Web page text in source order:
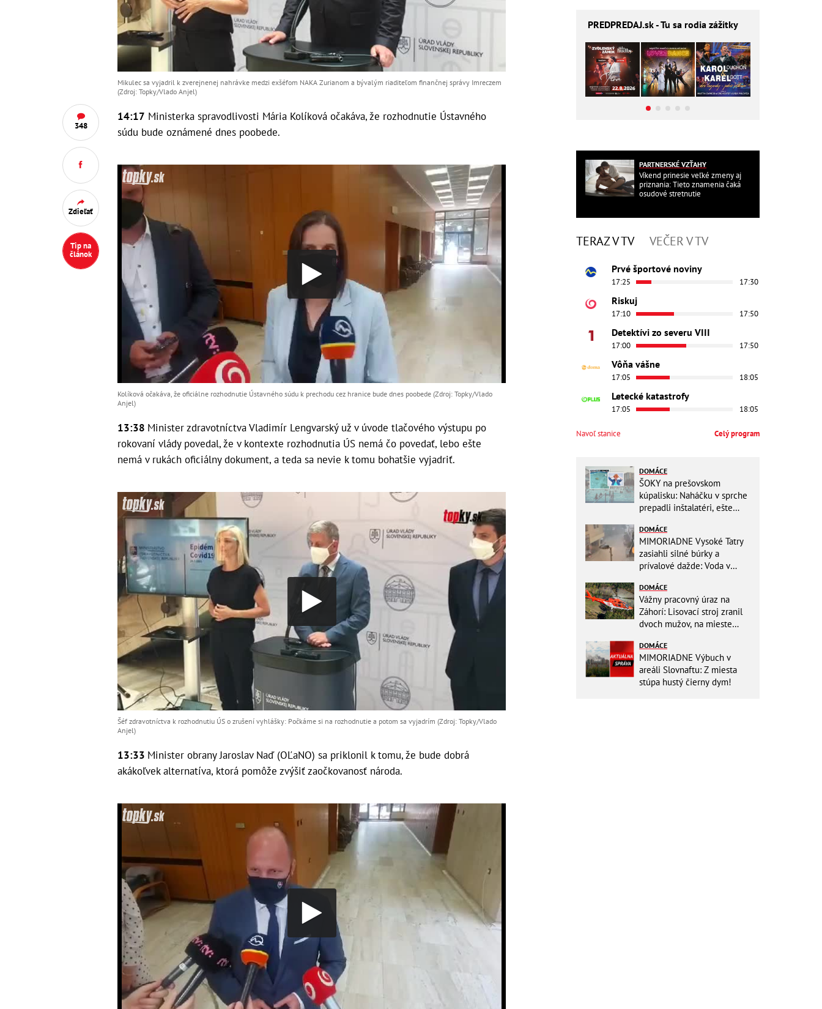
348
Zdieľať
Tip na
článok
Mikulec sa vyjadril k zverejnenej nahrávke medzi exšéfom NAKA Zurianom a bývalým riaditeľom finančnej správy Imreczem
(Zdroj: Topky/Vlado Anjel)
14:17 Ministerka spravodlivosti Mária Kolíková očakáva, že rozhodnutie Ústavného
súdu bude oznámené dnes poobede.
Kolíková očakáva, že oficiálne rozhodnutie Ústavného súdu k prechodu cez hranice bude dnes poobede (Zdroj: Topky/Vlado
Anjel)
13:38 Minister zdravotníctva Vladimír Lengvarský už v úvode tlačového výstupu po
rokovaní vlády povedal, že v kontexte rozhodnutia ÚS nemá čo povedať, lebo ešte
nemá v rukách oficiálny dokument, a teda sa nevie k tomu bohatšie vyjadriť.
Šéf zdravotníctva k rozhodnutiu ÚS o zrušení vyhlášky: Počkáme si na rozhodnutie a potom sa vyjadrím (Zdroj: Topky/Vlado
Anjel)
13:33 Minister obrany Jaroslav Naď (OĽaNO) sa priklonil k tomu, že bude dobrá
akákoľvek alternatíva, ktorá pomôže zvýšiť zaočkovanosť národa.
PREDPREDAJ.sk - Tu sa rodia zážitky
PARTNERSKÉ VZŤAHY
Víkend prinesie veľké zmeny aj
priznania: Tieto znamenia čaká
osudové stretnutie
TERAZ V TV VEČER V TV
Prvé športové noviny
17:25 17:30
Riskuj
17:10 17:50
Detektívi zo severu VIII
17:00 17:50
Vôňa vášne
17:05 18:05
Letecké katastrofy
17:05 18:05
Navoľ stanice Celý program
DOMÁCE
ŠOKY na prešovskom
kúpalisku: Naháčku v sprche
prepadli inštalatéri, ešte
BAZÉNE
DOMÁCE
MIMORIADNE Vysoké Tatry
zasiahli silné búrky a
prívalové dažde: Voda v
DOMÁCE
Vážny pracovný úraz na
Záhorí: Lisovací stroj zranil
dvoch mužov, na mieste
pomoc musel priletieť
vrtuľník
DOMÁCE
MIMORIADNE Výbuch v
areáli Slovnaftu: Z miesta
stúpa hustý čierny dym!